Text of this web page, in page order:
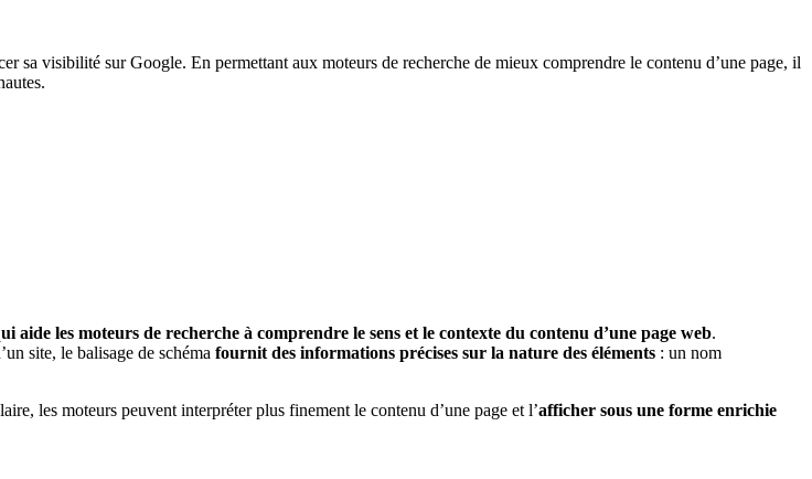
sa visibilité sur Google. En permettant aux moteurs de recherche de mieux comprendre le contenu d’une page, il
aide les moteurs de recherche à comprendre le sens et le contexte du contenu d’une page web.
site, le balisage de schéma fournit des informations précises sur la nature des éléments : un nom
les moteurs peuvent interpréter plus finement le contenu d’une page et l’afficher sous une forme enrichie